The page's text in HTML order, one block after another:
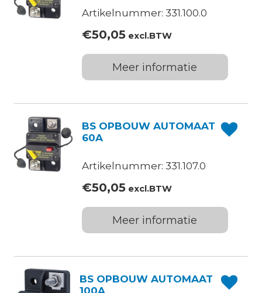
Artikelnummer: 331.100.0
€50,05excl.BTW
Meer informatie
BS OPBOUW AUTOMAAT
60A
Artikelnummer: 331.107.0
€50,05excl.BTW
Meer informatie
BS OPBOUW AUTOMAAT